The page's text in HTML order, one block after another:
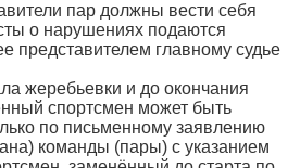
пар должны вести себя
о нарушениях подаются
представителем главному судье
жеребьевки и до окончания
спортсмен может быть
по письменному заявлению
команды (пары) с указанием